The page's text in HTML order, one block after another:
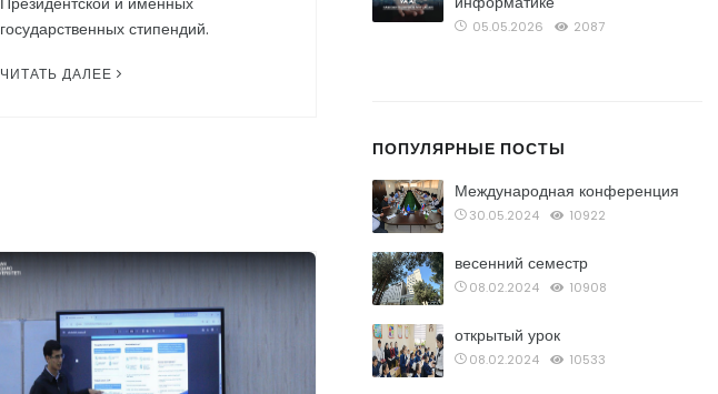
государственных стипендий.
ЧИТАТЬ ДАЛЕЕ
05.05.2026 2087
ПОПУЛЯРНЫЕ ПОСТЫ
Международная конференция
30.05.2024 10922
весенний семестр
08.02.2024 10908
открытый урок
08.02.2024 10533